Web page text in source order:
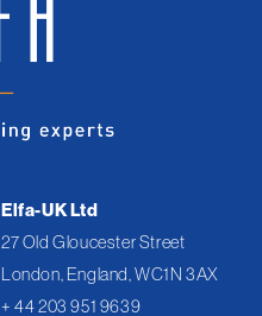
Elfa-UK Ltd
27 Old Gloucester Street
London, England, WC1N 3AX
+ 44 203 951 9639